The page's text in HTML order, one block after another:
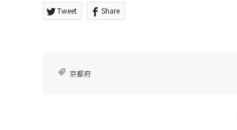
Tweet Share
京都府